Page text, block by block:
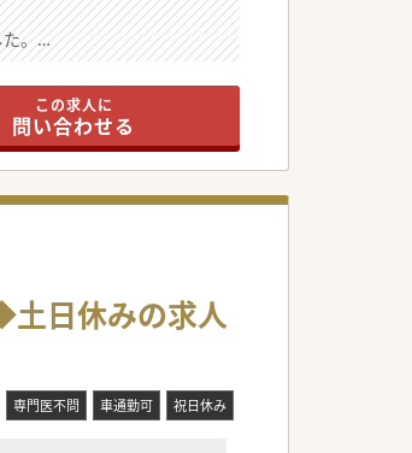
。
ます。
この求人に
問い合わせる
土日休みの求人
専門医不問 車通勤可 祝日休み